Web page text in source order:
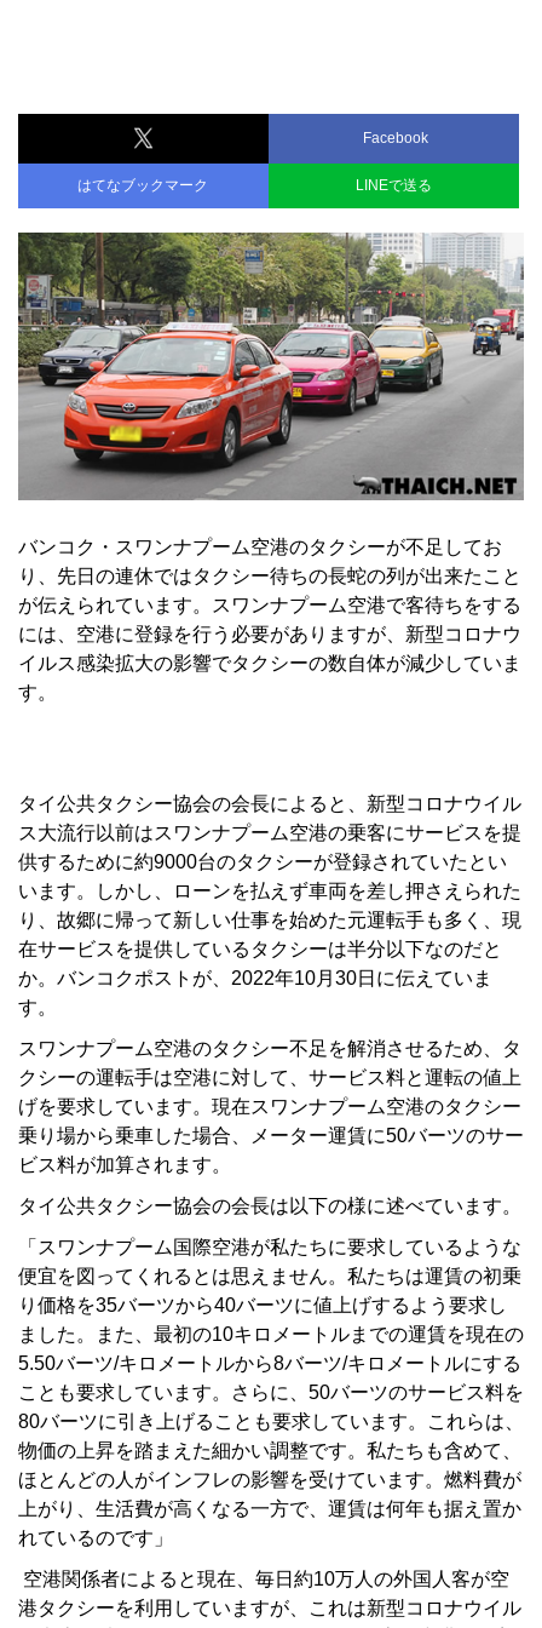
Facebook
はてなブックマーク LINEで送る
バンコク・スワンナプーム空港のタクシーが不足してお
り、先日の連休ではタクシー待ちの長蛇の列が出来たこと
が伝えられています。スワンナプーム空港で客待ちをする
には、空港に登録を行う必要がありますが、新型コロナウ
イルス感染拡大の影響でタクシーの数自体が減少していま
す。
タイ公共タクシー協会の会長によると、新型コロナウイル
ス大流行以前はスワンナプーム空港の乗客にサービスを提
供するために約9000台のタクシーが登録されていたとい
います。しかし、ローンを払えず車両を差し押さえられた
り、故郷に帰って新しい仕事を始めた元運転手も多く、現
在サービスを提供しているタクシーは半分以下なのだと
か。バンコクポストが、2022年10月30日に伝えていま
す。
スワンナプーム空港のタクシー不足を解消させるため、タ
クシーの運転手は空港に対して、サービス料と運転の値上
げを要求しています。現在スワンナプーム空港のタクシー
乗り場から乗車した場合、メーター運賃に50バーツのサー
ビス料が加算されます。
タイ公共タクシー協会の会長は以下の様に述べています。
「スワンナプーム国際空港が私たちに要求しているような
便宜を図ってくれるとは思えません。私たちは運賃の初乗
り価格を35バーツから40バーツに値上げするよう要求し
ました。また、最初の10キロメートルまでの運賃を現在の
5.50バーツ/キロメートルから8バーツ/キロメートルにする
ことも要求しています。さらに、50バーツのサービス料を
80バーツに引き上げることも要求しています。これらは、
物価の上昇を踏まえた細かい調整です。私たちも含めて、
ほとんどの人がインフレの影響を受けています。燃料費が
上がり、生活費が高くなる一方で、運賃は何年も据え置か
れているのです」
空港関係者によると現在、毎日約10万人の外国人客が空
港タクシーを利用していますが、これは新型コロナウイル